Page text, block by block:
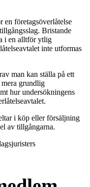
en företagsöverlåtelse
Bristande
i en alltför ytlig
inte utformas
man kan ställa på ett
grundlig
hur undersökningens
i köp eller försäljning
av tillgångarna.